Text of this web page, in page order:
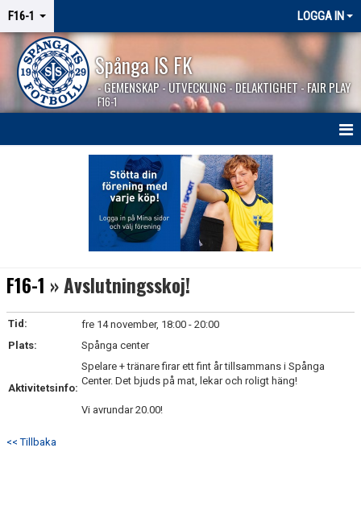
F16-1 LOGGA IN
Spånga IS FK
- GEMENSKAP - UTVECKLING - DELAKTIGHET - FAIR PLAY
F16-1
F16-1 » Avslutningsskoj!
Tid:
fre 14 november, 18:00 - 20:00
Plats:
Spånga center
Aktivitetsinfo:
Spelare + tränare firar ett fint år tillsammans i Spånga
Center. Det bjuds på mat, lekar och roligt häng!
Vi avrundar 20.00!
<< Tillbaka